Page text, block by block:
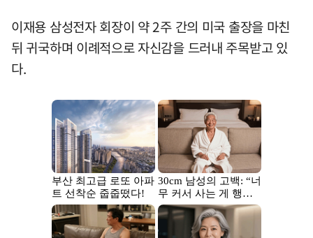
이재용 삼성전자 회장이 약 2주 간의 미국 출장을 마친
뒤 귀국하며 이례적으로 자신감을 드러내 주목받고 있
다.